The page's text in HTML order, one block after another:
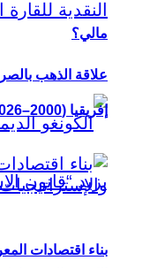
مالي؟
علاقة الذهب
إفريقيا (2000–2026)
بناء اقتصادات